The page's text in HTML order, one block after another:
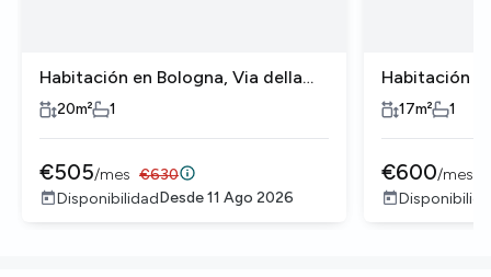
Habitación en Bologna, Via della
Salute
20m² 1
€505/mes €630
DisponibilidadDesde11 Ago 2026
Habitación
Salute
17m² 1
€600/mes